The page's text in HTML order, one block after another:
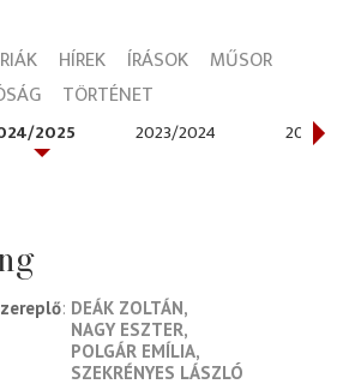
HÍREK ÍRÁSOK
MŰSOR
TÖRTÉNET
2025 2023/2024 2022/
DEÁK ZOLTÁN
NAGY ESZTER
POLGÁR EMÍLIA
SZEKRÉNYES LÁSZLÓ